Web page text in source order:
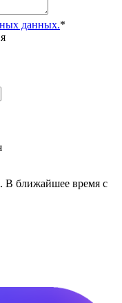
данных.*
В ближайшее время с